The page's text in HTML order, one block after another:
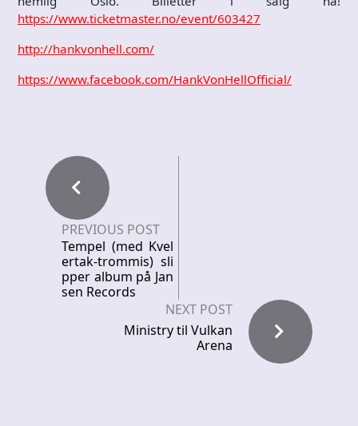
https://www.ticketmaster.no/event/603427
http://hankvonhell.com/
https://www.facebook.com/HankVonHellOfficial/
PREVIOUS POST
Tempel (med Kvel
ertak-trommis) sli
pper album på Jan
sen Records
NEXT POST
Ministry til Vulkan
Arena